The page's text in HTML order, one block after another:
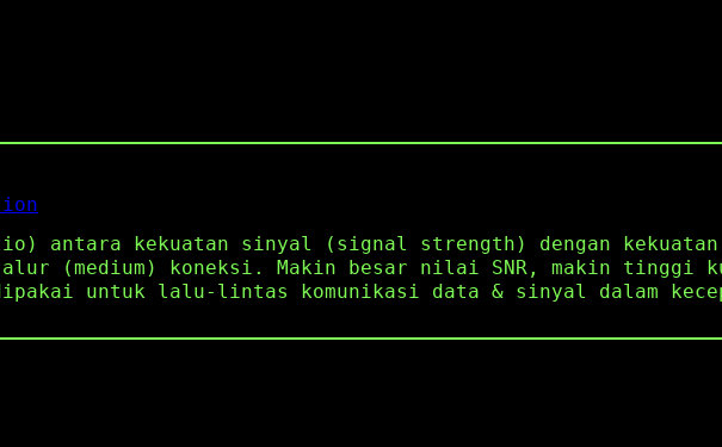
antara kekuatan sinyal (signal strength) dengan
(medium) koneksi. Makin besar nilai SNR, makin
untuk lalu-lintas komunikasi data & sinyal dalam